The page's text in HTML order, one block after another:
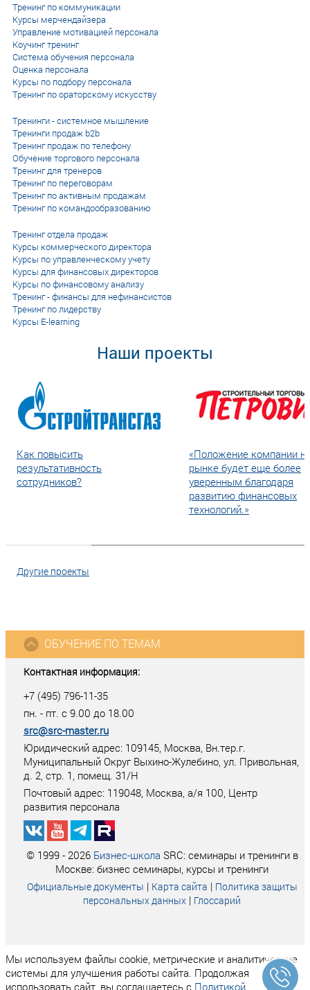
Тренинг по коммуникации
Курсы мерчендайзера
Управление мотивацией персонала
Коучинг тренинг
Система обучения персонала
Оценка персонала
Курсы по подбору персонала
Тренинг по ораторскому искусству
Тренинги - системное мышление
Тренинги продаж b2b
Тренинг продаж по телефону
Обучение торгового персонала
Тренинг для тренеров
Тренинг по переговорам
Тренинг по активным продажам
Тренинг по командообразованию
Тренинг отдела продаж
Курсы коммерческого директора
Курсы по управленческому учету
Курсы для финансовых директоров
Курсы по финансовому анализу
Тренинг - финансы для нефинансистов
Тренинг по лидерству
Курсы E-learning
Наши проекты
Как повысить
результативность
сотрудников?
«Положение компании
рынке будет еще более
уверенным благодаря
развитию финансовых
технологий.»
Другие проекты
Контактная информация:
+7 (495) 796-11-35
пн. - пт. с 9.00 до 18.00
src@src-master.ru
Юридический адрес: 109145, Москва, Вн.тер.г.
Муниципальный Округ Выхино-Жулебино, ул. Привольная,
д. 2, стр. 1, помещ. 31/Н
Почтовый адрес: 119048, Москва, а/я 100, Центр
развития персонала
ОБУЧЕНИЕ ПО ТЕМАМ
© 1999 - 2026 Бизнес-школа SRC: семинары и тренинги в
Москве: бизнес семинары, курсы и тренинги
Официальные документы | Карта сайта | Политика защиты
персональных данных | Глоссарий
Мы используем файлы cookie, метрические и аналитические
системы для улучшения работы сайта. Продолжая
использовать сайт, вы соглашаетесь с Политикой